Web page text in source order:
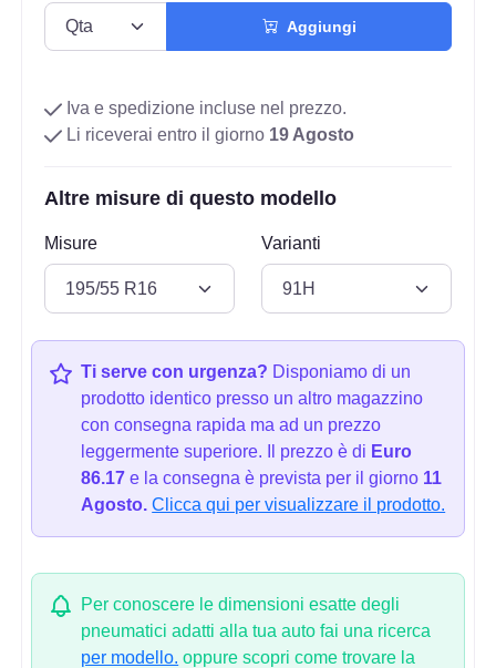
Aggiungi
Iva e spedizione incluse nel prezzo.
Li riceverai entro il giorno 19 Agosto
Altre misure di questo modello
Misure Varianti
Ti serve con urgenza? Disponiamo di un
prodotto identico presso un altro magazzino
con consegna rapida ma ad un prezzo
leggermente superiore. Il prezzo è di Euro
86.17 e la consegna è prevista per il giorno 11
Agosto. Clicca qui per visualizzare il prodotto.
Per conoscere le dimensioni esatte degli
pneumatici adatti alla tua auto fai una ricerca
per modello. oppure scopri come trovare la